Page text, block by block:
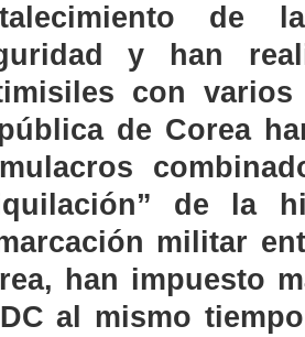
de
y han
con
de Corea
de la
militar
han impuesto
al mismo